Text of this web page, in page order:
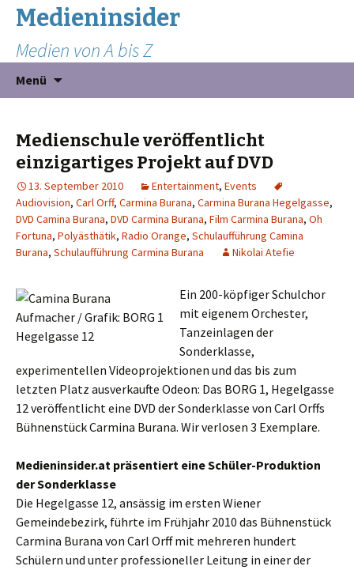
Medieninsider
Medien von A bis Z
Menü
Medienschule veröffentlicht
einzigartiges Projekt auf DVD
13. September 2010 Entertainment, Events
Audiovision, Carl Orff, Carmina Burana, Carmina Burana Hegelgasse,
DVD Camina Burana, DVD Carmina Burana, Film Carmina Burana, Oh
Fortuna, Polyästhätik, Radio Orange, Schulaufführung Camina
Burana, Schulaufführung Carmina Burana Nikolai Atefie
Ein 200-köpfiger Schulchor
mit eigenem Orchester,
Tanzeinlagen der
Sonderklasse,
experimentellen Videoprojektionen und das bis zum
letzten Platz ausverkaufte Odeon: Das BORG 1, Hegelgasse
12 veröffentlicht eine DVD der Sonderklasse von Carl Orffs
Bühnenstück Carmina Burana. Wir verlosen 3 Exemplare.
Medieninsider.at präsentiert eine Schüler-Produktion
der Sonderklasse
Die Hegelgasse 12, ansässig im ersten Wiener
Gemeindebezirk, führte im Frühjahr 2010 das Bühnenstück
Carmina Burana von Carl Orff mit mehreren hundert
Schülern und unter professioneller Leitung in einer der